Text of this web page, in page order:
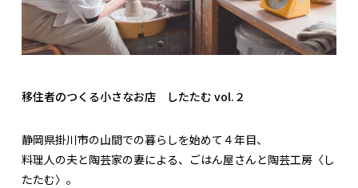
移住者のつくる小さなお店 したたむ vol.２
静岡県掛川市の山間での暮らしを始めて４年目、
料理人の夫と陶芸家の妻による、ごはん屋さんと陶芸工房〈し
たたむ〉。